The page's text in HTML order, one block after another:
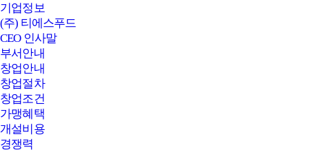
기업정보
(주) 티에스푸드
CEO 인사말
부서안내
창업안내
창업절차
창업조건
가맹혜택
개설비용
경쟁력